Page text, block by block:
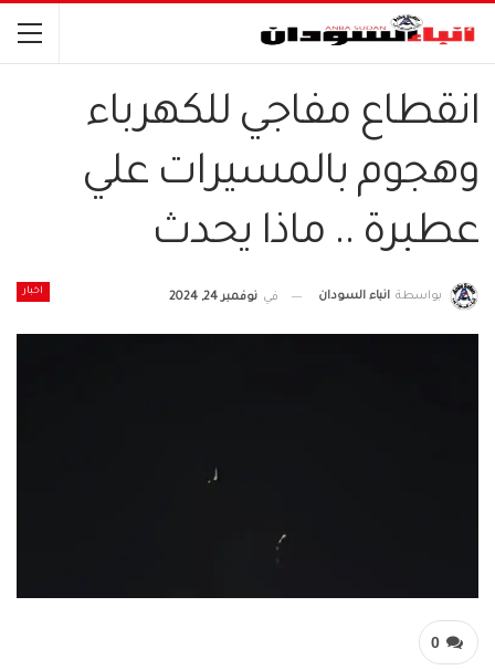
انقطاع مفاجي للكهرباء
وهجوم بالمسيرات علي
عطبرة .. ماذا يحدث
اخبار بواسطة انباء السودان في نوفمبر 24, 2024
0